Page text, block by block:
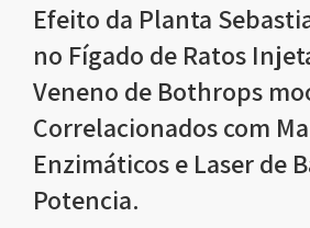
Efeito da Planta
no Fígado de Ratos
Veneno de Bothrops
Correlacionados com
Enzimáticos e Laser de
Potencia.